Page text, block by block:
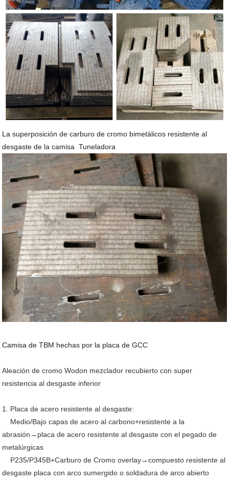
La superposición de carburo de cromo bimetálicos resistente al
desgaste de la camisa Tuneladora
Camisa de TBM hechas por la placa de GCC
Aleación de cromo Wodon mezclador recubierto con super
resistencia al desgaste inferior
1. Placa de acero resistente al desgaste:
Medio/Bajo capas de acero al carbono+resistente a la
abrasión→placa de acero resistente al desgaste con el pegado de
metalúrgicas
P235/P345B+Carburo de Cromo overlay→compuesto resistente al
desgaste placa con arco sumergido o soldadura de arco abierto